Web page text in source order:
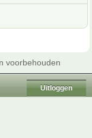
voorbehouden
Uitloggen